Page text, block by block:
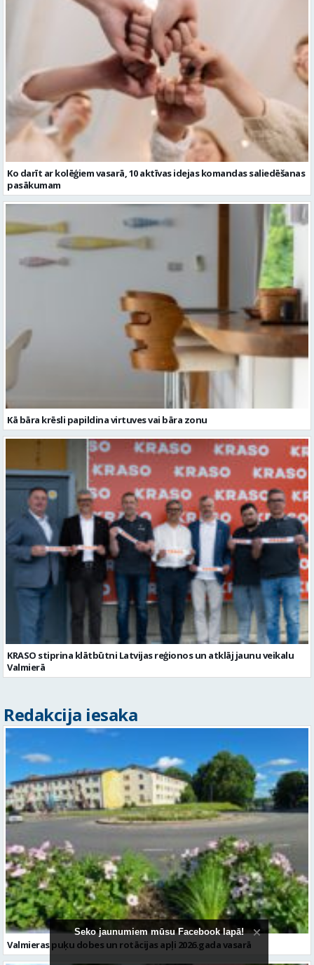
Ko darīt ar kolēģiem vasarā, 10 aktīvas idejas komandas saliedēšanas
pasākumam
Kā bāra krēsli papildina virtuves vai bāra zonu
KRASO stiprina klātbūtni Latvijas reģionos un atklāj jaunu veikalu
Valmierā
Redakcija iesaka
Valmieras puķu dobes un rotācijas apļi 2026.gada vasarā
Seko jaunumiem mūsu Facebook lapā!